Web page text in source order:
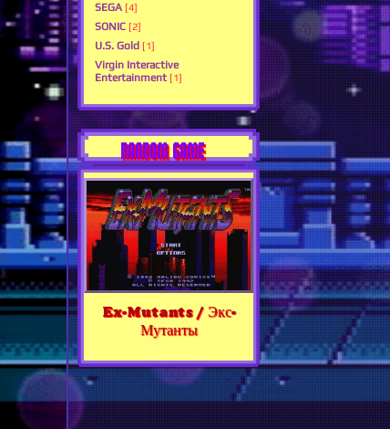
SEGA [4]
SONIC [2]
U.S. Gold [1]
Virgin Interactive
Entertainment [1]
RANDOM GAME
Ex-Mutants / Экс-
Мутанты